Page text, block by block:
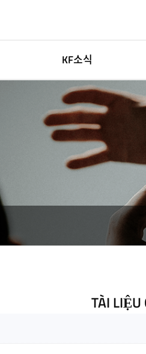
KF소식
고객센터
인재채용
공공외교 자료
TÀI